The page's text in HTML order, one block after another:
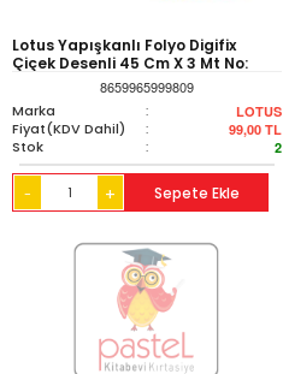
Lotus Yapışkanlı Folyo Digifix
Çiçek Desenli 45 Cm X 3 Mt No:
8659965999809
Marka
: LOTUS
Fiyat(KDV Dahil) : 99,00 TL
Stok : 2
- + Sepete Ekle